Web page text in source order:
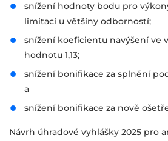
snížení hodnoty bodu pro
limitaci u většiny odborností;
snížení koeficientu navýšení ve
hodnotu 1,13;
snížení bonifikace za splnění
a
snížení bonifikace za nově
Návrh úhradové vyhlášky 2025 pro